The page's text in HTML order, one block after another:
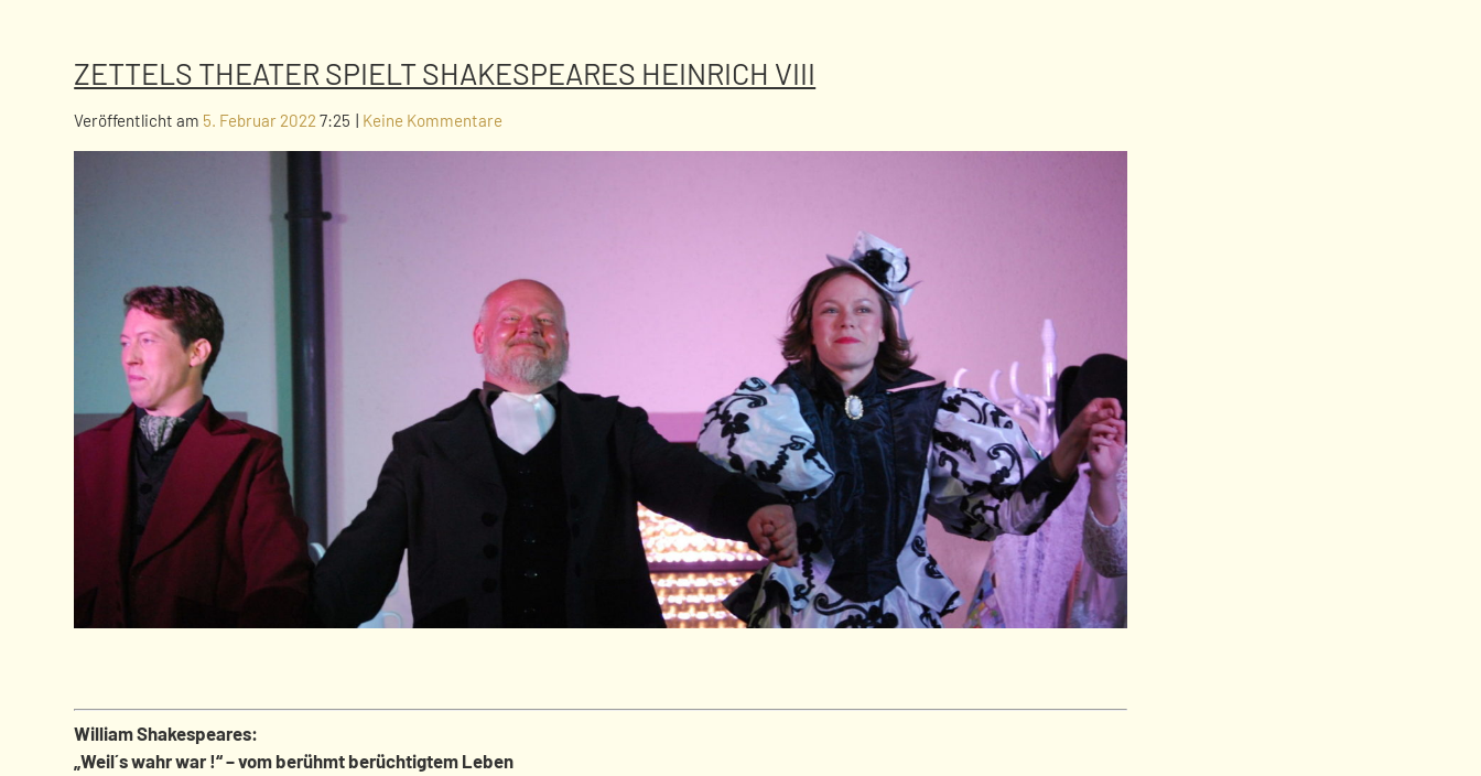
ZETTELS THEATER SPIELT SHAKESPEARES HEINRICH VIII
Veröffentlicht am 5. Februar 2022 7:25 | Keine Kommentare
William Shakespeares:
„Weil´s wahr war !“ – vom berühmt berüchtigtem Leben